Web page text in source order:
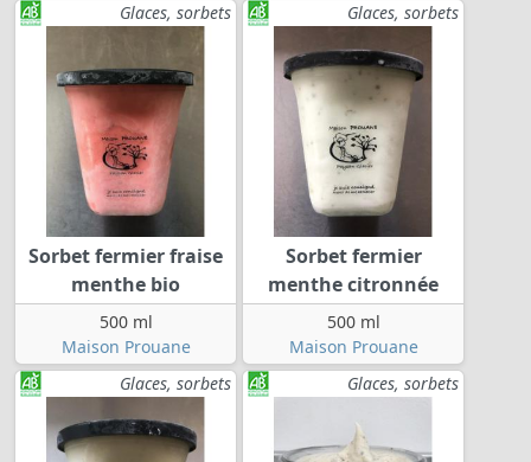
Glaces, sorbets
Sorbet fermier fraise
menthe bio
500 ml
Maison Prouane
Glaces, sorbets
Sorbet fermier
menthe citronnée
500 ml
Maison Prouane
Glaces, sorbets
Glaces, sorbets